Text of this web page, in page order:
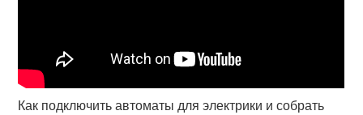
Как подключить автоматы для электрики и собрать